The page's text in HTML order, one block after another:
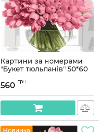
Картини за номерами
"Букет тюльпанів" 50*60
Артикул:
560 грн
Новинка